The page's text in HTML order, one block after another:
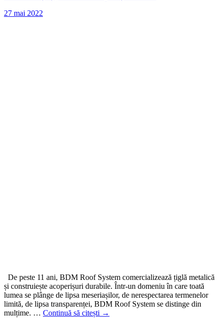
27 mai 2022
De peste 11 ani, BDM Roof System comercializează țiglă metalică
și construiește acoperișuri durabile. Într-un domeniu în care toată
lumea se plânge de lipsa meseriașilor, de nerespectarea termenelor
limită, de lipsa transparenței, BDM Roof System se distinge din
mulțime. … Continuă să citești →